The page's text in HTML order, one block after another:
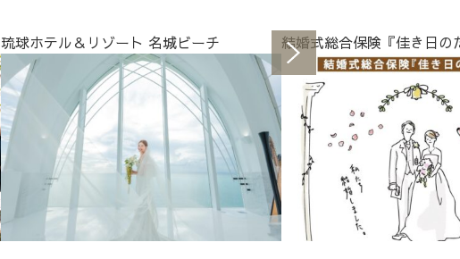
琉球ホテル＆リゾート 名城ビーチ 結婚式総合保険『佳き日の